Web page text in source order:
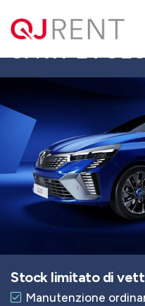
RENAULT
67KW
Stock limitato di
Manutenzione